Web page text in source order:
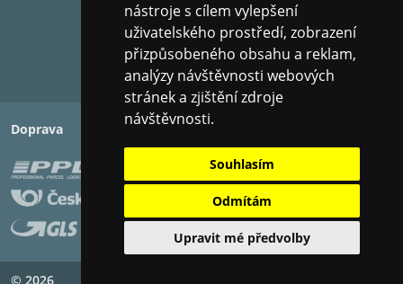
nástroje s cílem vylepšení
uživatelského prostředí, zobrazení
přizpůsobeného obsahu a reklam,
analýzy návštěvnosti webových
stránek a zjištění zdroje
návštěvnosti.
Souhlasím
Odmítám
Upravit mé předvolby
Doprava Platba
© 2026